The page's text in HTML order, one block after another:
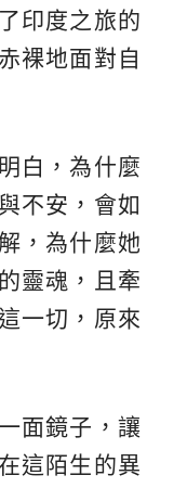
印度之旅的
裸地面對自
白，為什麼
不安，會如
，為什麼她
靈魂，且牽
一切，原來
面鏡子，讓
這陌生的異